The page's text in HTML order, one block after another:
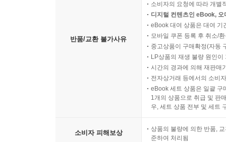
반품/교환 불가사유
소비자의 요청에 따라 개별
디지털 컨텐츠인 eBook,
eBook 대여 상품은 대여 기
모바일 쿠폰 등록 후 취소/
중고상품이 구매확정(자동
LP상품의 재생 불량 원인
시간의 경과에 의해 재판매
전자상거래 등에서의 소비
eBook 세트 상품은 일괄 구
1개의 상품으로 취급 및 판
우, 세트 상품 전부 및 세트
소비자 피해보상
상품의 불량에 의한 반품,
준하여 처리됨